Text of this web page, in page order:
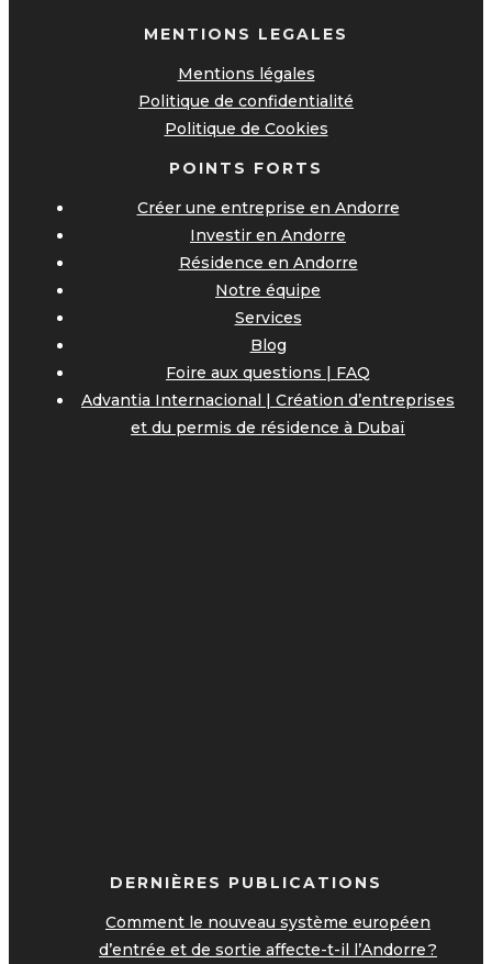
MENTIONS LEGALES
Mentions légales
Politique de confidentialité
Politique de Cookies
POINTS FORTS
Créer une entreprise en Andorre
Investir en Andorre
Résidence en Andorre
Notre équipe
Services
Blog
Foire aux questions | FAQ
Advantia Internacional | Création d’entreprises
et du permis de résidence à Dubaï
DERNIÈRES PUBLICATIONS
Comment le nouveau système européen
d’entrée et de sortie affecte-t-il l’Andorre ?